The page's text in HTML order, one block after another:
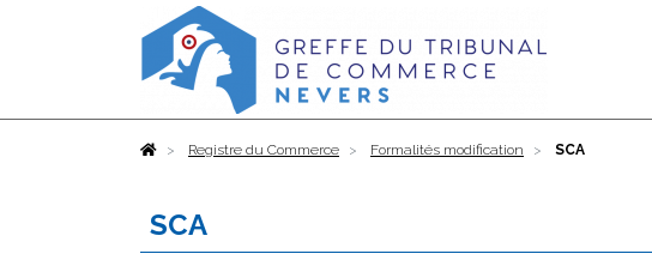
AccueilRegistre du Commerce Formalités modification SCA
SCA